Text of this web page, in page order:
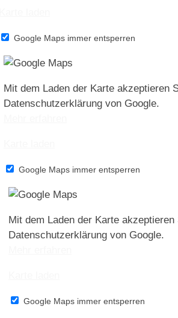
Google Maps immer entsperren
Mit dem Laden der Karte akzeptieren
Datenschutzerklärung von Google.
Google Maps immer entsperren
Mit dem Laden der Karte akzeptieren
Datenschutzerklärung von Google.
Google Maps immer entsperren